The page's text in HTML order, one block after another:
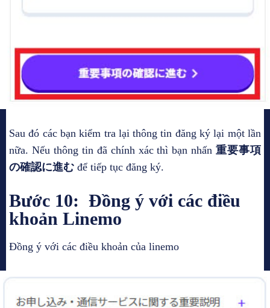
Sau đó các bạn kiểm tra lại thông tin đăng ký lại một lần
nữa. Nếu thông tin đã chính xác thì bạn nhấn重要事項
の確認に進む để tiếp tục đăng ký.
Bước 10: Đồng ý với các điều
khoản Linemo
Đồng ý với các điều khoản của linemo